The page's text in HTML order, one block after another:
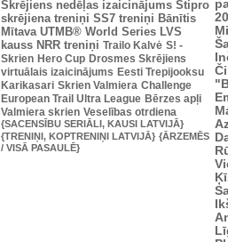
Skrējiens nedēļas izaicinājums Stipro
skrējiena treniņi SS7 treniņi Bānītis
Mītava UTMB® World Series LVS
kauss NRR treniņi Trailo Kalvė S! -
Skrien Hero Cup Drosmes Skrējiens
virtuālais izaicinājums Eesti Trepijooksu
Karikasari Skrien Valmiera Challenge
European Trail Ultra League Bērzes apļi
Valmiera skrien Veselības otrdiena
{SACENSĪBU SERIĀLI, KAUSI LATVIJĀ}
{TRENIŅI, KOPTRENIŅI LATVIJĀ} {ĀRZEMĒS
/ VISĀ PASAULĒ}